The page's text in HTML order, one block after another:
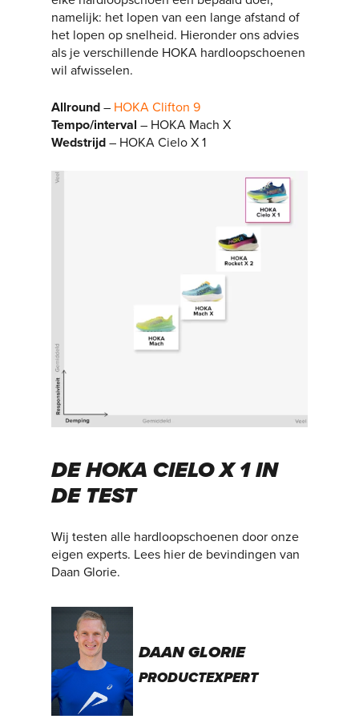
namelijk: het lopen van een lange afstand of
het lopen op snelheid. Hieronder ons advies
als je verschillende HOKA hardloopschoenen
wil afwisselen.
Allround – HOKA Clifton 9
Tempo/interval – HOKA Mach X
Wedstrijd – HOKA Cielo X 1
DE HOKA CIELO X 1 IN
DE TEST
Wij testen alle hardloopschoenen door onze
eigen experts. Lees hier de bevindingen van
Daan Glorie.
DAAN GLORIE
PRODUCTEXPERT